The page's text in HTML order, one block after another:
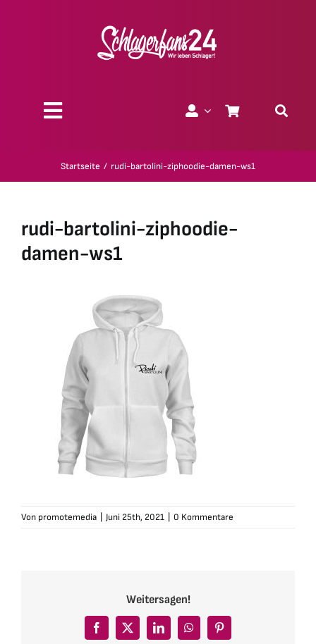
Toggle
Geschenk-Gutscheine
Startseite rudi-bartolini-ziphoodie-damen-ws1
rudi-bartolini-ziphoodie-
damen-ws1
Von promotemedia Juni 25th, 2021 0 Kommentare
Weitersagen!
Facebook
X LinkedInWhatsAppPinterest